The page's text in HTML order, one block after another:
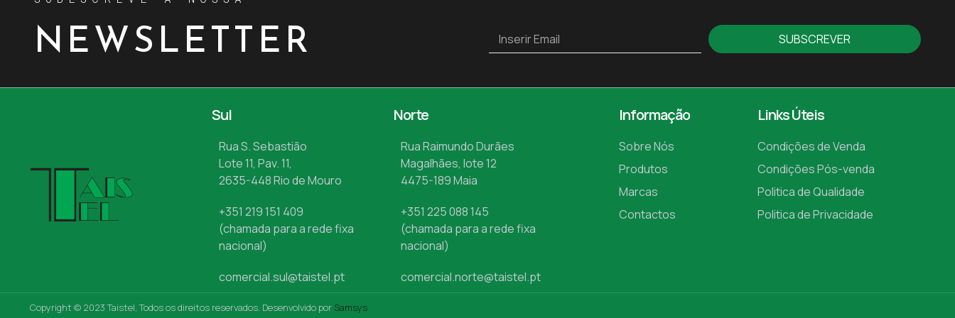
NEWSLETTER SUBSCREVER
Sul
Rua S. Sebastião
Lote 11, Pav. 11,
2635-448 Rio de Mouro
+351 219 151 409
(chamada para a rede fixa
nacional)
comercial.sul@taistel.pt
Norte
Rua Raimundo Durães
Magalhães, lote 12
4475-189 Maia
+351 225 088 145
(chamada para a rede fixa
nacional)
comercial.norte@taistel.pt
Informação
Sobre Nós
Produtos
Marcas
Contactos
Links Úteis
Condições de Venda
Condições Pós-venda
Politica de Qualidade
Politica de Privacidade
Copyright © 2023 Taistel, Todos os direitos reservados. Desenvolvido por Samsys